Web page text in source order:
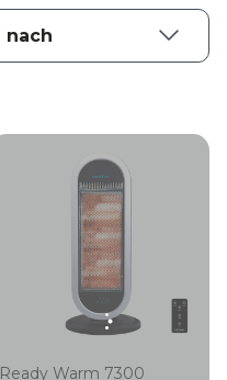
Ready Warm 7300